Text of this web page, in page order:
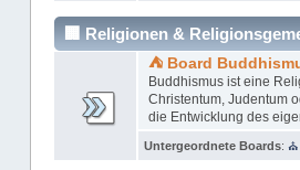
🏢 Religionen &
⛺ Board
Buddhismus ist eine
Christentum, Judentum
die Entwicklung des
Untergeordnete Boards: